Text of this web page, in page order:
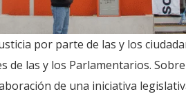
por parte de las y los
de las y los Parlamentarios.
de una iniciativa